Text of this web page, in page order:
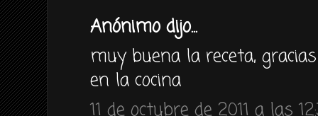
Anónimo dijo...
muy buena la receta,
en la cocina
11 de octubre de 2011 a las